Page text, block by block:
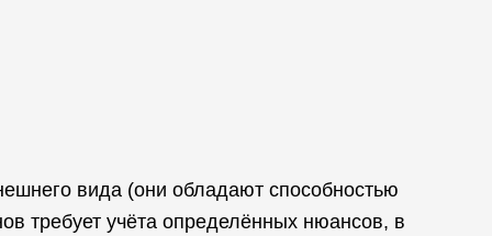
вида (они обладают способностью
требует учёта определённых нюансов, в